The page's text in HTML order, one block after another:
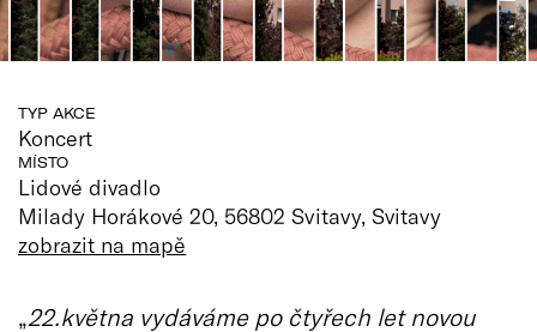
TYP AKCE
Koncert
MÍSTO
Lidové divadlo
Milady Horákové 20, 56802 Svitavy, Svitavy
zobrazit na mapě
„22.května vydáváme po čtyřech let novou